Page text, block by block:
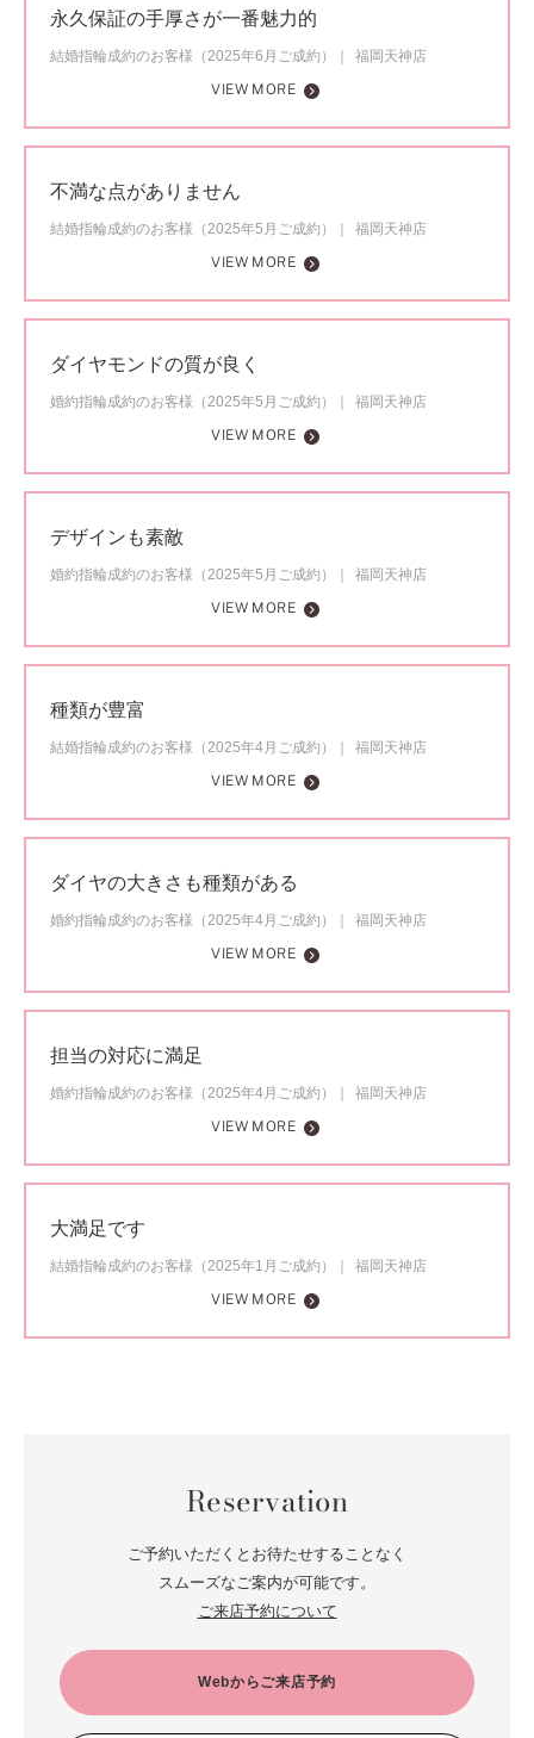
永久保証の手厚さが一番魅力的
結婚指輪成約のお客様（2025年6月ご成約）
福岡天神店
VIEW MORE
不満な点がありません
結婚指輪成約のお客様（2025年5月ご成約）
福岡天神店
VIEW MORE
ダイヤモンドの質が良く
婚約指輪成約のお客様（2025年5月ご成約）
福岡天神店
VIEW MORE
デザインも素敵
婚約指輪成約のお客様（2025年5月ご成約）
福岡天神店
VIEW MORE
種類が豊富
結婚指輪成約のお客様（2025年4月ご成約）
福岡天神店
VIEW MORE
ダイヤの大きさも種類がある
婚約指輪成約のお客様（2025年4月ご成約）
福岡天神店
VIEW MORE
担当の対応に満足
婚約指輪成約のお客様（2025年4月ご成約）
福岡天神店
VIEW MORE
大満足です
結婚指輪成約のお客様（2025年1月ご成約）
福岡天神店
VIEW MORE
Reservation
ご予約いただくとお待たせすることなく
スムーズなご案内が可能です。
ご来店予約について
Webからご来店予約